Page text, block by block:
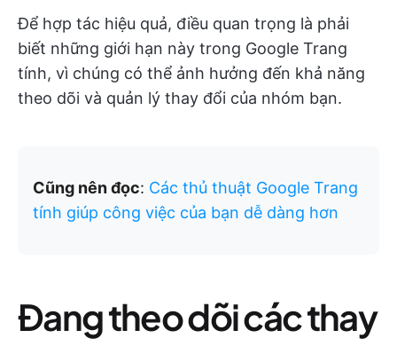
Để hợp tác hiệu quả, điều quan trọng là phải
biết những giới hạn này trong Google Trang
tính, vì chúng có thể ảnh hưởng đến khả năng
theo dõi và quản lý thay đổi của nhóm bạn.
Cũng nên đọc: Các thủ thuật Google Trang
tính giúp công việc của bạn dễ dàng hơn
Đang theo dõi các thay